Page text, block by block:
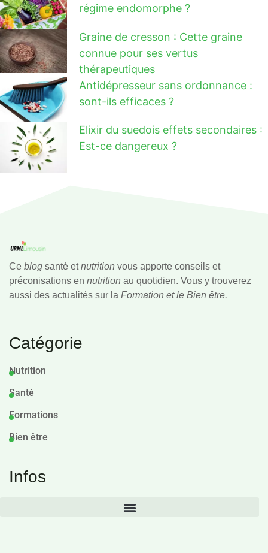
régime endomorphe ?
Graine de cresson : Cette graine
connue pour ses vertus
thérapeutiques
Antidépresseur sans ordonnance :
sont-ils efficaces ?
Elixir du suedois effets secondaires :
Est-ce dangereux ?
Ce blog santé etnutrition vous apporte conseils et
préconisations en nutrition au quotidien. Vous y trouverez
aussi des actualités sur la Formation et le Bien être.
Catégorie
Nutrition
Santé
Formations
Bien être
Infos